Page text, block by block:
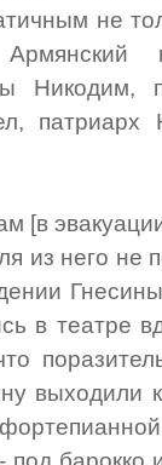
не
Никодим,
патриарх
[в
из него не
в театре
выходили